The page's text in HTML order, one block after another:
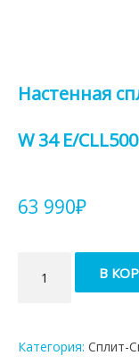
Настенная
W 34 E/
63 990₽
товара
Настенная
Bosch
В
Категория: Сплит-